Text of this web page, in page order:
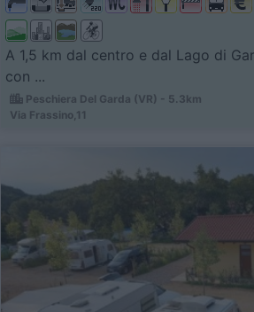
A 1,5 km dal centro e dal Lago di
con ...
Peschiera Del Garda (VR) - 5.3km
Via Frassino,11